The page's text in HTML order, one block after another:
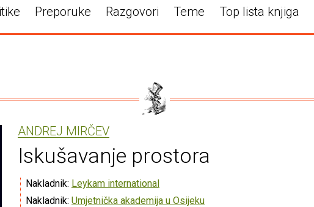
Preporuke Razgovori Teme Top lista knjiga
ANDREJ MIRČEV
Iskušavanje prostora
Nakladnik: Leykam international
Nakladnik: Umjetnička akademija u Osijeku